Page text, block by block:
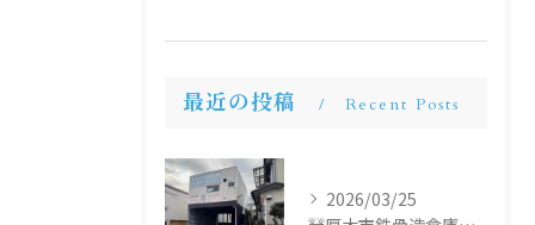
最近の投稿 Recent Posts
2026/03/25